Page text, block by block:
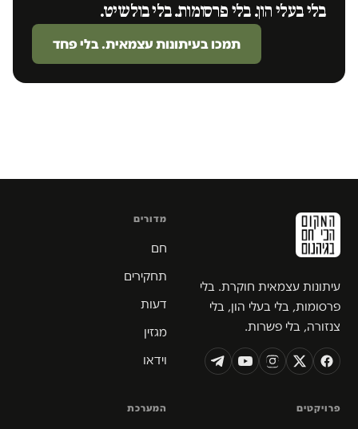
בלי בעלי הון. בלי פרסומות. בלי בולשיט.
תמכו בעיתונות עצמאית. בלי פחד
עיתונות עצמאית חוקרת. בלי
פרסומות, בלי בעלי הון, בלי
צנזורה, בלי פשרות.
מדורים
חם
תחקירים
דעות
מגזין
וידאו
פרויקטים המערכת